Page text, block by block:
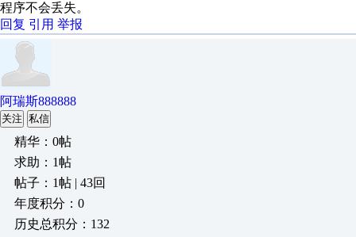
程序不会丢失。
回复 引用 举报
阿瑞斯888888
关注 私信
精华：0帖
求助：1帖
帖子：1帖 | 43回
年度积分：0
历史总积分：132